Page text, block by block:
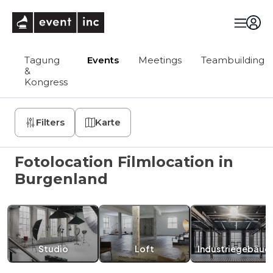
Tagung
&
Kongress
Events Meetings Teambuilding
Filters Karte
Fotolocation Filmlocation in
Burgenland
Studio Loft